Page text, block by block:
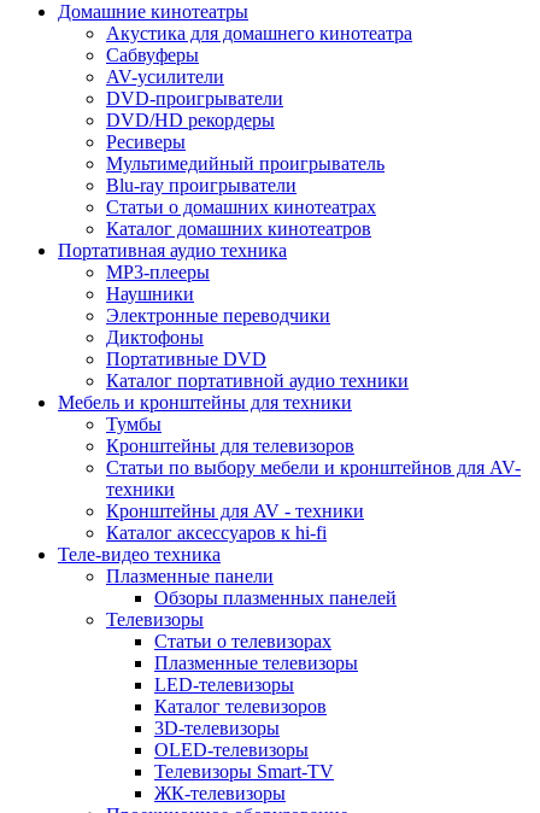
Домашние кинотеатры
Акустика для домашнего кинотеатра
Сабвуферы
AV-усилители
DVD-проигрыватели
DVD/HD рекордеры
Ресиверы
Мультимедийный проигрыватель
Blu-ray проигрыватели
Статьи о домашних кинотеатрах
Каталог домашних кинотеатров
Портативная аудио техника
MP3-плееры
Наушники
Электронные переводчики
Диктофоны
Портативные DVD
Каталог портативной аудио техники
Мебель и кронштейны для техники
Тумбы
Кронштейны для телевизоров
Статьи по выбору мебели и кронштейнов для AV-
техники
Кронштейны для AV - техники
Каталог аксессуаров к hi-fi
Теле-видео техника
Плазменные панели
Обзоры плазменных панелей
Телевизоры
Статьи о телевизорах
Плазменные телевизоры
LED-телевизоры
Каталог телевизоров
3D-телевизоры
OLED-телевизоры
Телевизоры Smart-TV
ЖК-телевизоры